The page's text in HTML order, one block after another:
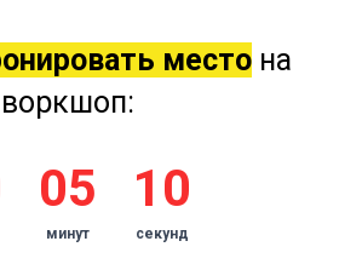
местона
воркшоп:
05
минут
10
секунд